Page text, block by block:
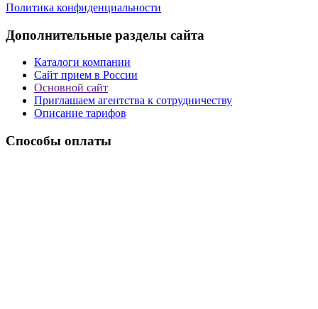
Политика конфиденциальности
Дополнительные разделы сайта
Каталоги компании
Сайт прием в России
Основной сайт
Приглашаем агентства к сотрудничеству
Описание тарифов
Способы оплаты